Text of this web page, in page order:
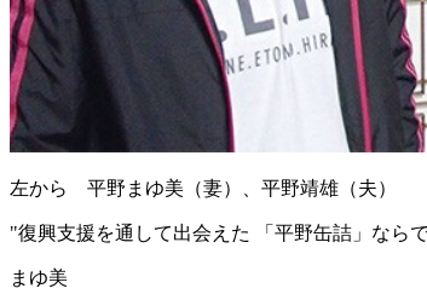
左から 平野まゆ美（妻）、平野靖雄（夫）
"復興支援を通して出会えた 「平野缶詰」なら
まゆ美